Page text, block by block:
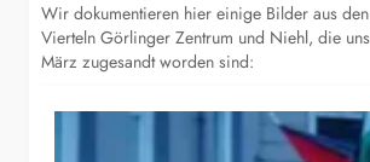
Wir dokumentieren hier einige Bilder aus
Vierteln Görlinger Zentrum und Niehl, die
März zugesandt worden sind: